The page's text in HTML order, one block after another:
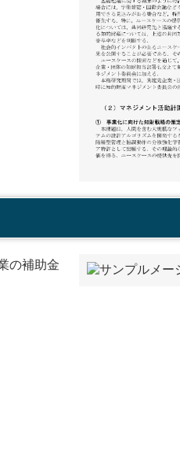
の補助金